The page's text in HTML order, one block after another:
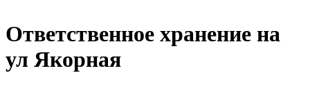
Ответственное хранение на
ул Якорная